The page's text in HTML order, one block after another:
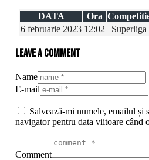
DATA Ora
6 februarie 2023 12:02 Superliga
Leave a comment
Name
E-mail
Salvează-mi numele, emailul și
navigator pentru data viitoare când
Comment